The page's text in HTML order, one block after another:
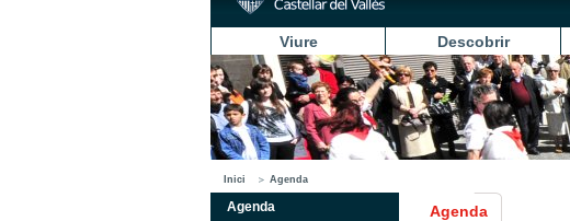
Viure Descobrir
Inici Agenda
Agenda Agenda